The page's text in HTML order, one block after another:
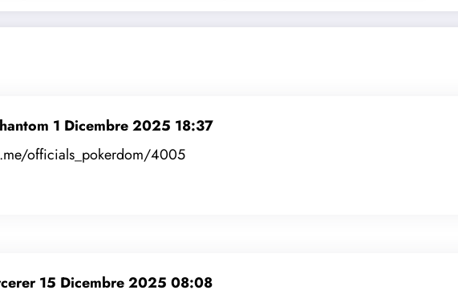
1 Dicembre 2025 18:37
officials_pokerdom/4005
15 Dicembre 2025 08:08